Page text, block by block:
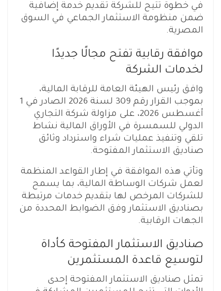
في خطوة تتيح للشركة تقديم خدمة إضافية
ضمن منظومة الاستثمار الجماعي في السوق
المصرية.
موافقة رقابية تفتح مجالًا جديدًا
لخدمات الشركة
وافق رئيس الهيئة العامة للرقابة المالية،
بموجب القرار رقم 309 لسنة 2026 الصادر في 1
أغسطس 2026، على مزاولة شركة التجاري
الدولي للسمسرة في الأوراق المالية نشاط
تلقي وتنفيذ عمليات شراء واسترداد وثائق
صناديق الاستثمار المفتوحة.
وتأتي هذه الموافقة في إطار القواعد المنظمة
لعمل شركات الوساطة المالية، بما يسمح
للشركات المرخص لها بتقديم خدمات مرتبطة
بصناديق الاستثمار وفق الضوابط المحددة من
الجهات الرقابية.
صناديق الاستثمار المفتوحة كأداة
لتوسيع قاعدة المستثمرين
تمثل صناديق الاستثمار المفتوحة إحدى